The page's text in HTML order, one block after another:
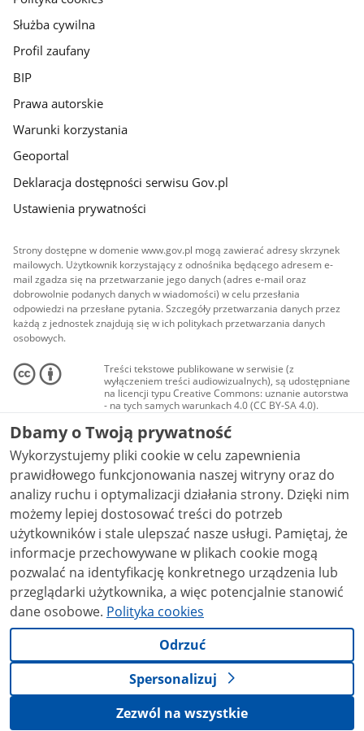
Służba cywilna
Profil zaufany
BIP
Prawa autorskie
Warunki korzystania
Geoportal
Deklaracja dostępności serwisu Gov.pl
Ustawienia prywatności
Strony dostępne w domenie www.gov.pl mogą zawierać adresy skrzynek
mailowych. Użytkownik korzystający z odnośnika będącego adresem e-
mail zgadza się na przetwarzanie jego danych (adres e-mail oraz
dobrowolnie podanych danych w wiadomości) w celu przesłania
odpowiedzi na przesłane pytania. Szczegóły przetwarzania danych przez
każdą z jednostek znajdują się w ich politykach przetwarzania danych
osobowych.
Treści tekstowe publikowane w serwisie (z
wyłączeniem treści audiowizualnych), są udostępniane
na licencji typu Creative Commons: uznanie autorstwa
- na tych samych warunkach 4.0 (CC BY-SA 4.0).
Materiały audiowizualne, w tym zdjęcia, materiały
audio i wideo, są udostępniane na licencji typu
Creative Commons: uznanie autorstwa użycie
niekomercyjne - bez utworów zależnych 4.0 (CC BY-
NC-ND 4.0), o ile nie jest to stwierdzone inaczej.
Dbamy o Twoją prywatność
Wykorzystujemy pliki cookie w celu zapewnienia
prawidłowego funkcjonowania naszej witryny oraz do
analizy ruchu i optymalizacji działania strony. Dzięki nim
możemy lepiej dostosować treści do potrzeb
użytkowników i stale ulepszać nasze usługi. Pamiętaj, że
informacje przechowywane w plikach cookie mogą
pozwalać na identyfikację konkretnego urządzenia lub
przeglądarki użytkownika, a więc potencjalnie stanowić
dane osobowe. Polityka cookies
Odrzuć
Spersonalizuj
Zezwól na wszystkie